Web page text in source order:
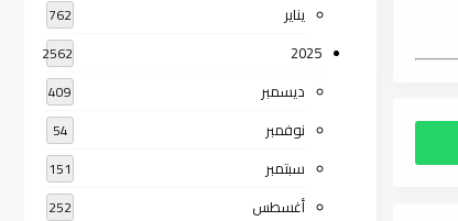
يناير 762
2025
2562
ديسمبر 409
نوفمبر 54
سبتمبر 151
أغسطس 252